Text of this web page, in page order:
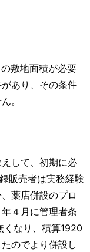
敷地面積が必要
あり、その条件
。
して、初期に必
販売者は実務経験
薬店併設のプロ
４月に管理者条
くなり、積算1920
のでより併設し